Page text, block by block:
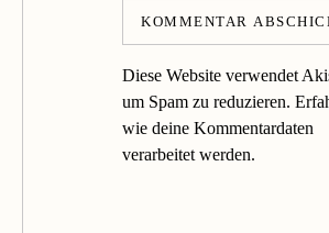
Diese Website verwendet
um Spam zu reduzieren.
wie deine Kommentardaten
verarbeitet werden.